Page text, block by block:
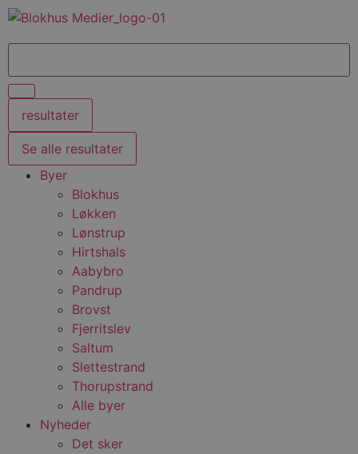
resultater
Se alle resultater
Byer
Blokhus
Løkken
Lønstrup
Hirtshals
Aabybro
Pandrup
Brovst
Fjerritslev
Saltum
Slettestrand
Thorupstrand
Alle byer
Nyheder
Det sker